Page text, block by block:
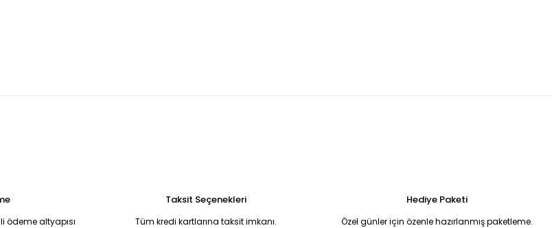
ödeme altyapısı
Taksit Seçenekleri
Tüm kredi kartlarına taksit imkanı.
Hediye Paketi
Özel günler için özenle hazırlanmış paketleme.